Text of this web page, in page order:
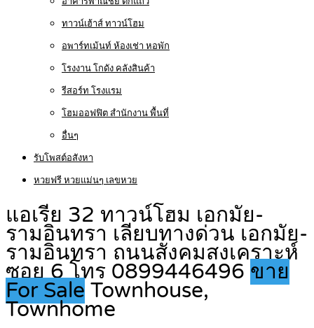
ทาวน์เฮ้าส์ ทาวน์โฮม
อพาร์ทเม้นท์ ห้องเช่า หอพัก
โรงงาน โกดัง คลังสินค้า
รีสอร์ท โรงแรม
โฮมออฟฟิต สำนักงาน พื้นที่
อื่นๆ
รับโพสต์อสังหา
หวยฟรี หวยแม่นๆ เลขหวย
แอเรีย 32 ทาวน์โฮม เอกมัย-
รามอินทรา เลียบทางด่วน เอกมัย-
รามอินทรา ถนนสังคมสงเคราะห์
ซอย 6 โทร 0899446496 ขาย
For Sale Townhouse,
Townhome